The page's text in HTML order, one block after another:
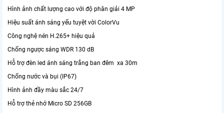
Hình ảnh chất lượng cao với độ phân giải 4 MP
Hiệu suất ánh sáng yếu tuyệt vời ColorVu
Công nghệ nén H.265+ hiệu quả
Chống ngược sáng WDR 130 dB
Hỗ trợ đèn led ánh sáng trắng ban đêm xa 30m
Chống nước và bụi (IP67)
Hình ảnh đầy màu sắc 24/7
Hỗ trợ thẻ nhớ Micro SD 256GB